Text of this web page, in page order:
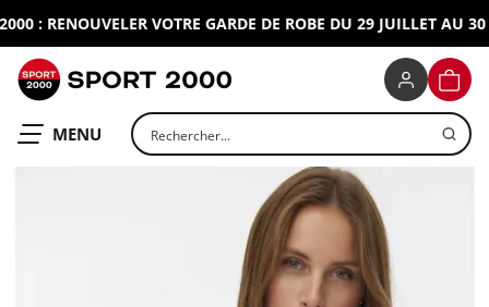
: RENOUVELER VOTRE GARDE DE ROBE DU 29 JUILLET AU 30
OUVRIR LE
MENU Rechercher un produit